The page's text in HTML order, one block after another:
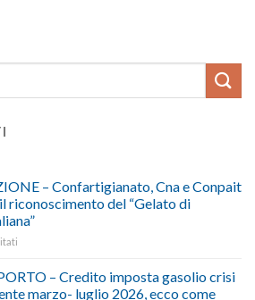
– Confartigianato, Cna e Conpait
riconoscimento del “Gelato di
–
Confartigianato,
– Credito imposta gasolio crisi
marzo- luglio 2026, ecco come